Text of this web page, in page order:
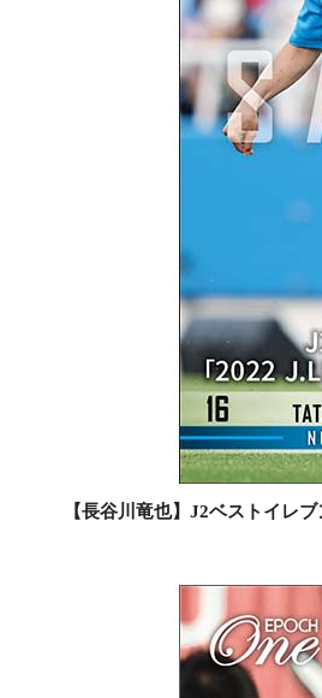
【長谷川竜也】J2ベストイレ